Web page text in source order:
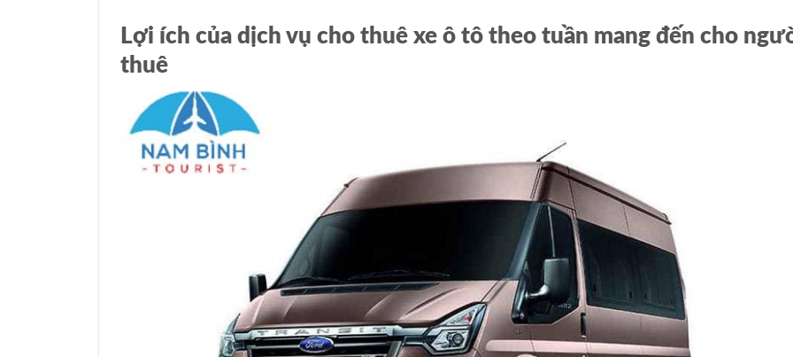
Lợi ích của dịch vụ cho thuê xe ô tô theo tuần mang đến cho
thuê